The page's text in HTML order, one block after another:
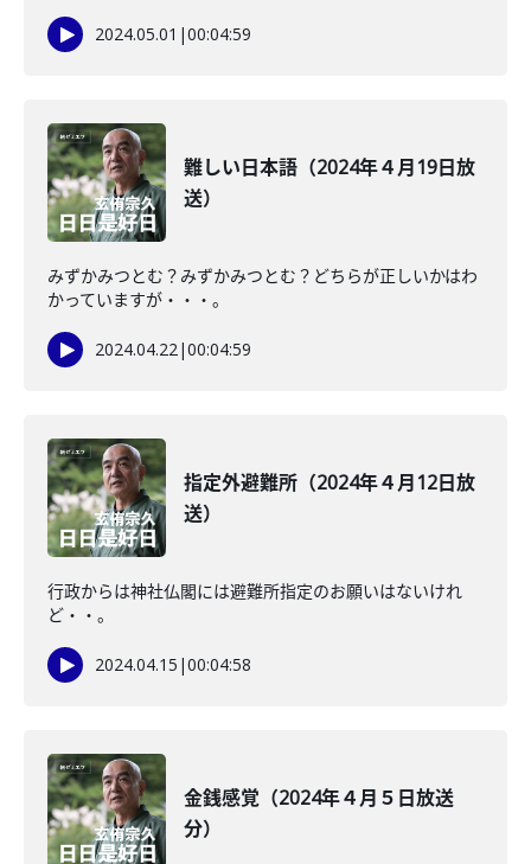
2024.05.01 |00:04:59
難しい日本語（2024年４月19日放
送）
みずかみつとむ？みずかみつとむ？どちらが正しいかはわ
かっていますが・・・。
2024.04.22|00:04:59
指定外避難所（2024年４月12日放
送）
行政からは神社仏閣には避難所指定のお願いはないけれ
ど・・。
2024.04.15 |00:04:58
金銭感覚（2024年４月５日放送
分）